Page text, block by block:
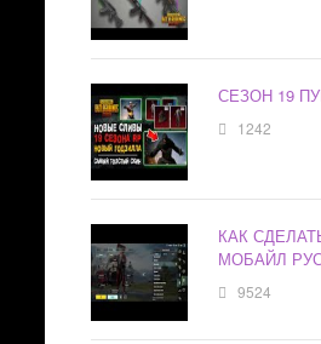
СЕЗОН 19
1242
КАК
МОБАЙЛ
9524